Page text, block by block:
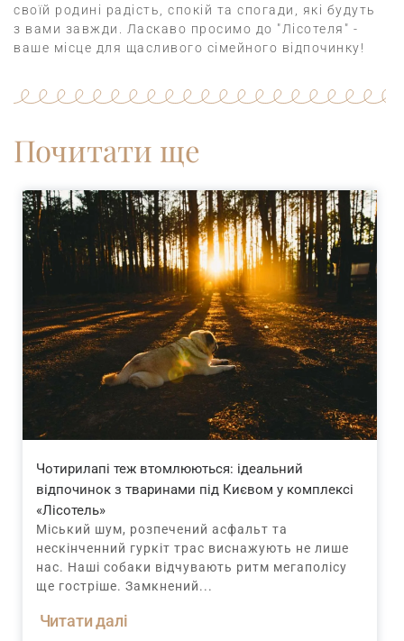
своїй родині радість, спокій та спогади, які будуть
з вами завжди. Ласкаво просимо до "Лісотеля" -
ваше місце для щасливого сімейного відпочинку!
Почитати ще
Чотирилапі теж втомлюються: ідеальний
відпочинок з тваринами під Києвом у комплексі
«Лісотель»
Міський шум, розпечений асфальт та
нескінченний гуркіт трас виснажують не лише
нас. Наші собаки відчувають ритм мегаполісу
ще гостріше. Замкнений...
Читати далі